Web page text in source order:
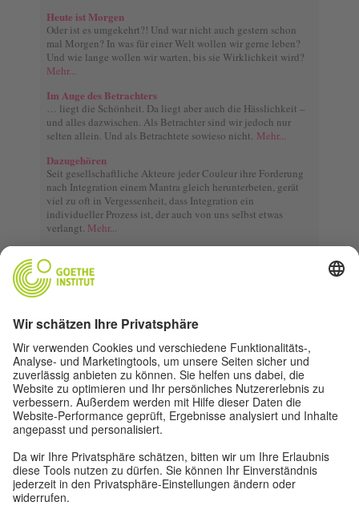
Heute ist Morgen
Oder ist es umgekehrt?! Und war nicht auch gestern schon
mal Morgen? In was für einer Welt wollen wir gerne leben?
Und wie lange wollen wir warten, bis sie Wirklichkeit wird?
Mehr...
Im Auge des Betrachters
… liegt die Schönheit. Da liegt aber auch die Hässlichkeit –
und alles dazwischen. Als Betrachter sind wir jedoch nur
selten allein. Und als Betrachtete sowieso nicht. Mehr...
Dazugehören
Seit gesellschaftliche Akteure jeder Couleur ihre Forderung
nach Integration einem Mantra gleich herunterbeten, gerät
viel zu oft in Vergessenheit, dass Integration ein
individueller Prozess ist, der auch von uns selbst etwas
verlangt. Mehr...
Ältere jádu-Schwerpunkte findest du im Themenarchiv.
Mehr...
© 2020 goethe-institut | privatsphäre-einstellungen | impressum